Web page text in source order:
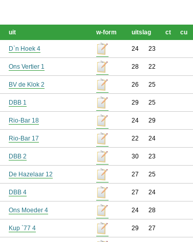
uit w-form uitslag ct cu
D`n Hoek 4 24 23
Ons Vertier 1 28 22
BV de Klok 2 26 25
DBB 1 29 25
Rio-Bar 18 24 29
Rio-Bar 17 22 24
DBB 2 30 23
De Hazelaar 12 27 25
DBB 4 27 24
Ons Moeder 4 24 28
Kup `77 4 29 27